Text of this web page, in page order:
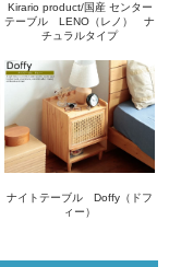
Kirario product/国産 センター
テーブル LENO（レノ） ナ
チュラルタイプ
ナイトテーブル Doffy（ドフ
ィー）